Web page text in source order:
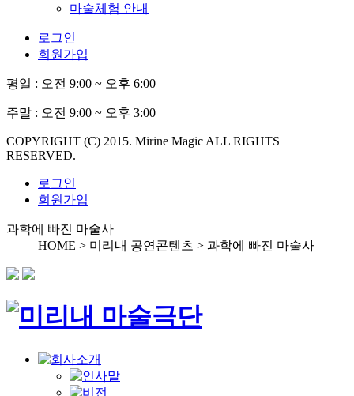
마술체험 안내
로그인
회원가입
평일 : 오전 9:00 ~ 오후 6:00
주말 : 오전 9:00 ~ 오후 3:00
COPYRIGHT (C) 2015. Mirine Magic ALL RIGHTS
RESERVED.
로그인
회원가입
과학에 빠진 마술사
HOME > 미리내 공연콘텐츠 > 과학에 빠진 마술사